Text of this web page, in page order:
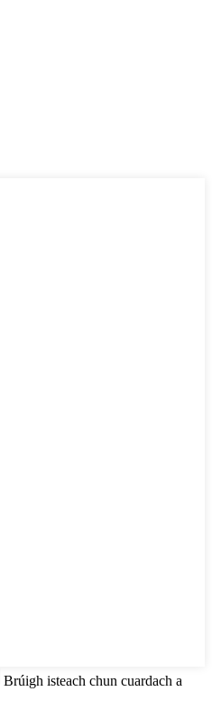
Brúigh isteach chun cuardach a